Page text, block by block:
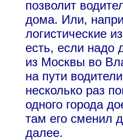
позволит
дома. Или,
логистические
есть, если надо
из Москвы во
на пути
несколько раз
одного города
там его сменил
далее.